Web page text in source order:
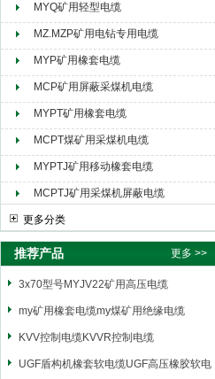
MYQ矿用轻型电缆
MZ.MZP矿用电钻专用电缆
MYP矿用橡套电缆
MCP矿用屏蔽采煤机电缆
MYPT矿用橡套电缆
MCPT煤矿用采煤机电缆
MYPTJ矿用移动橡套电缆
MCPTJ矿用采煤机屏蔽电缆
更多分类
推荐产品 更多 >>
3x70型号MYJV22矿用高压电缆
my矿用橡套电缆my煤矿用绝缘电缆
KVV控制电缆KVVR控制电缆
UGF盾构机橡套软电缆UGF高压橡胶软电